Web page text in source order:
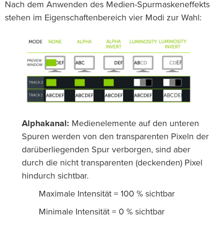
Nach dem Anwenden des Medien-Spurmaskeneffekts
stehen im Eigenschaftenbereich vier Modi zur Wahl:
Alphakanal: Medienelemente auf den unteren
Spuren werden von den transparenten Pixeln der
darüberliegenden Spur verborgen, sind aber
durch die nicht transparenten (deckenden) Pixel
hindurch sichtbar.
Maximale Intensität = 100 % sichtbar
Minimale Intensität = 0 % sichtbar